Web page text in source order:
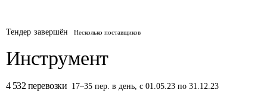
Тендер завершён Несколько поставщиков
Инструмент
4 532 перевозки 17–35 пер. в день,с 01.05.23 по 31.12.23